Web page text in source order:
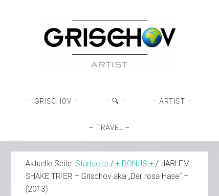
– GRISCHOV – – 🔍 – – ARTIST –
– TRAVEL –
Aktuelle Seite: Startseite / + BONUS + / HARLEM
SHAKE TRIER – Grischov aka „Der rosa Hase“ –
(2013)